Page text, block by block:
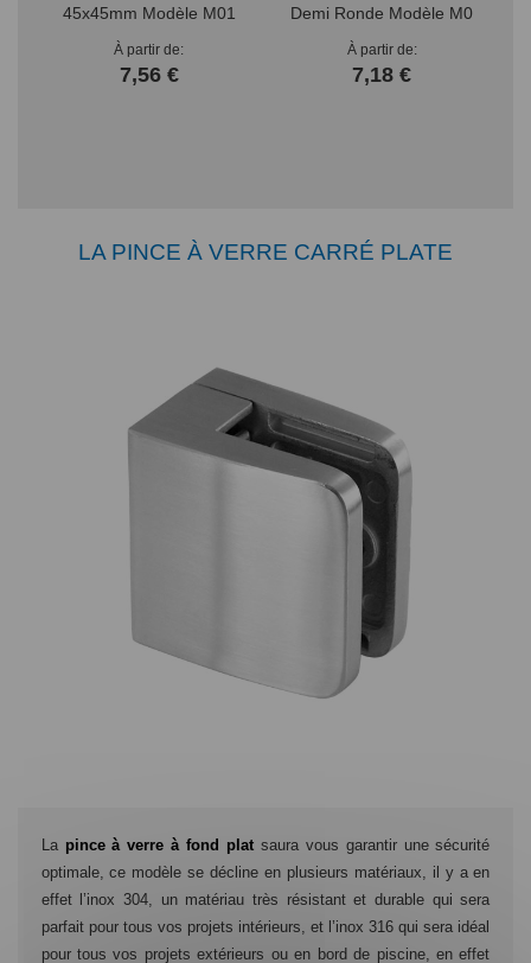
45x45mm Modèle M01
À partir de
7,56 €
Demi Ronde Modèle M0
À partir de
7,18 €
LA PINCE À VERRE CARRÉ PLATE
La pince à verre à fond platsaura vous garantir une sécurité
optimale, ce modèle se décline en plusieurs matériaux, il y a en
effet l’inox 304, un matériau très résistant et durable qui sera
parfait pour tous vos projets intérieurs, et l’inox 316 qui sera idéal
pour tous vos projets extérieurs ou en bord de piscine, en effet